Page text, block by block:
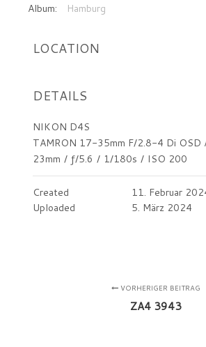
Album: Hamburg
LOCATION
DETAILS
NIKON D4S
TAMRON 17-35mm F/2.8-4 Di OSD
23mm / ƒ/5.6 / 1/180s / ISO 200
Created
11. Februar
Uploaded
5. März 2024
VORHERIGER BEITRAG
ZA4 3943